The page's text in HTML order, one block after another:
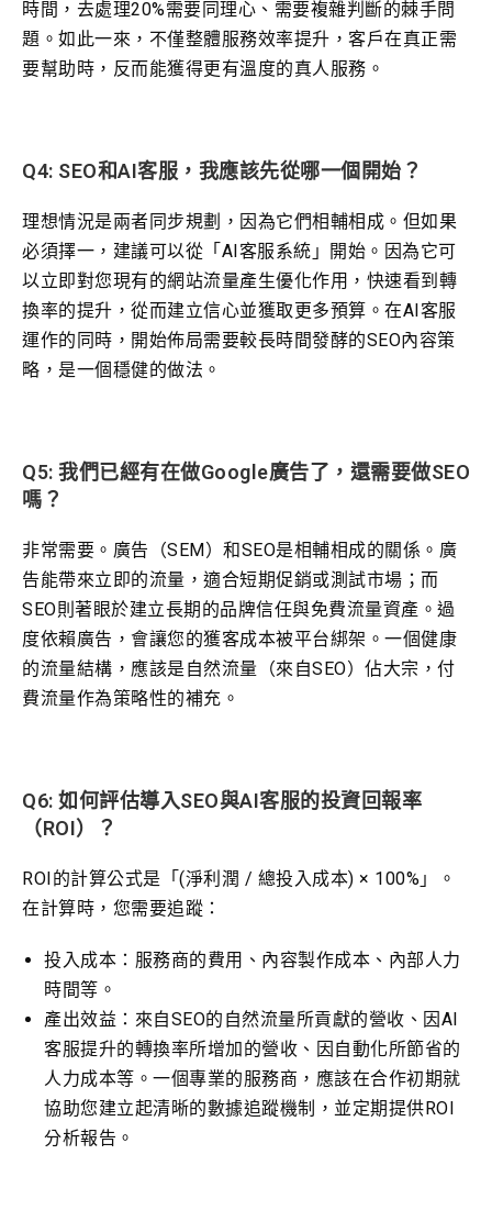
時間，去處理20%需要同理心、需要複雜判斷的棘手問
題。如此一來，不僅整體服務效率提升，客戶在真正需
要幫助時，反而能獲得更有溫度的真人服務。
Q4: SEO和AI客服，我應該先從哪一個開始？
理想情況是兩者同步規劃，因為它們相輔相成。但如果
必須擇一，建議可以從「AI客服系統」開始。因為它可
以立即對您現有的網站流量產生優化作用，快速看到轉
換率的提升，從而建立信心並獲取更多預算。在AI客服
運作的同時，開始佈局需要較長時間發酵的SEO內容策
略，是一個穩健的做法。
Q5: 我們已經有在做Google廣告了，還需要做SEO
嗎？
非常需要。廣告（SEM）和SEO是相輔相成的關係。廣
告能帶來立即的流量，適合短期促銷或測試市場；而
SEO則著眼於建立長期的品牌信任與免費流量資產。過
度依賴廣告，會讓您的獲客成本被平台綁架。一個健康
的流量結構，應該是自然流量（來自SEO）佔大宗，付
費流量作為策略性的補充。
Q6: 如何評估導入SEO與AI客服的投資回報率
（ROI）？
ROI的計算公式是「(淨利潤 / 總投入成本) × 100%」。
在計算時，您需要追蹤：
投入成本：服務商的費用、內容製作成本、內部人力
時間等。
產出效益：來自SEO的自然流量所貢獻的營收、因AI
客服提升的轉換率所增加的營收、因自動化所節省的
人力成本等。一個專業的服務商，應該在合作初期就
協助您建立起清晰的數據追蹤機制，並定期提供ROI
分析報告。